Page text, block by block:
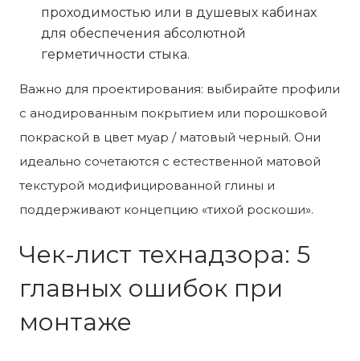
проходимостью или в душевых кабинах
для обеспечения абсолютной
герметичности стыка.
Важно для проектирования: выбирайте профили
с анодированным покрытием или порошковой
покраской в цвет муар / матовый черный. Они
идеально сочетаются с естественной матовой
текстурой модифицированной глины и
поддерживают концепцию «тихой роскоши».
Чек-лист технадзора: 5
главных ошибок при
монтаже